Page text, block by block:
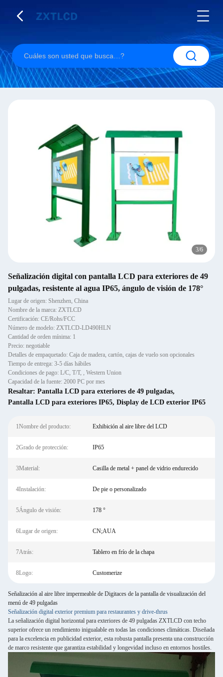
3/6
Señalización digital con pantalla LCD para exteriores de 49
pulgadas, resistente al agua IP65, ángulo de visión de 178°
Lugar de origen: Shenzhen, China
Nombre de la marca: ZXTLCD
Certificación: CE/Rohs/FCC
Número de modelo: ZXTLCD-LD490HLN
Cantidad de orden mínima: 1
Precio: negotiable
Detalles de empaquetado: Caja de madera, cartón, cajas de vuelo son opcionales
Tiempo de entrega: 3-5 días hábiles
Condiciones de pago: L/C, T/T, , Western Union
Capacidad de la fuente: 2000 PC por mes
Resaltar: Pantalla LCD para exteriores de 49 pulgadas,
Pantalla LCD para exteriores IP65, Display de LCD exterior IP65
1Nombre del producto: Exhibición al aire libre del LCD
2Grado de protección: IP65
3Material: Casilla de metal + panel de vidrio endurecido
4Instalación: De pie o personalizado
5Ángulo de visión: 178 °
6Lugar de origen: CN;AUA
7Atrás: Tablero en frío de la chapa
8Logo: Customerize
Señalización al aire libre impermeable de Digitaces de la pantalla de visualización del
menú de 49 pulgadas
Señalización digital exterior premium para restaurantes y drive-thrus
La señalización digital horizontal para exteriores de 49 pulgadas ZXTLCD con techo
superior ofrece un rendimiento inigualable en todas las condiciones climáticas. Diseñada
para la excelencia en publicidad exterior, esta robusta pantalla presenta una construcción
de marco resistente que garantiza estabilidad y longevidad incluso en entornos hostiles.